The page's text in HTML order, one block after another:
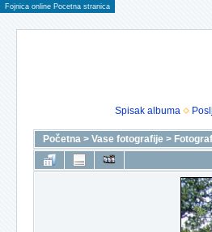
Fojnica online Pocetna stranica
Spisak albuma
Početna > Vase fotografije >